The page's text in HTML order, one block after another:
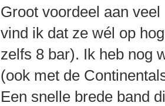
Groot voordeel aan
vind ik dat ze wél op
zelfs 8 bar). Ik heb nog
(ook met de
Een snelle brede band